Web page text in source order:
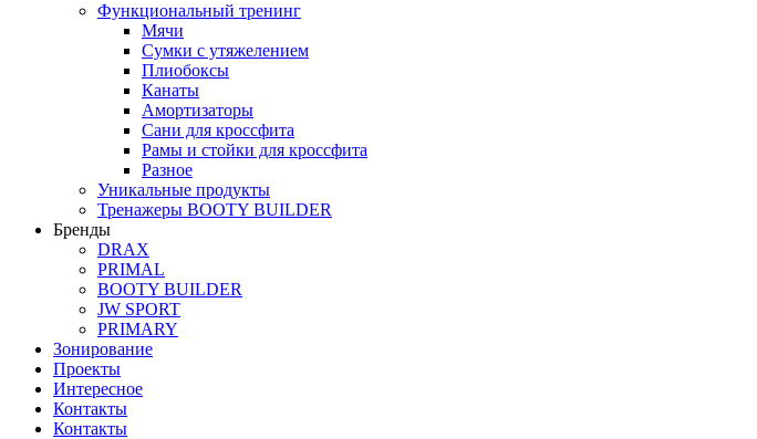
Функциональный тренинг
Мячи
Сумки с утяжелением
Плиобоксы
Канаты
Амортизаторы
Сани для кроссфита
Рамы и стойки для кроссфита
Разное
Уникальные продукты
Тренажеры BOOTY BUILDER
Бренды
DRAX
PRIMAL
BOOTY BUILDER
JW SPORT
PRIMARY
Зонирование
Проекты
Интересное
Контакты
Контакты